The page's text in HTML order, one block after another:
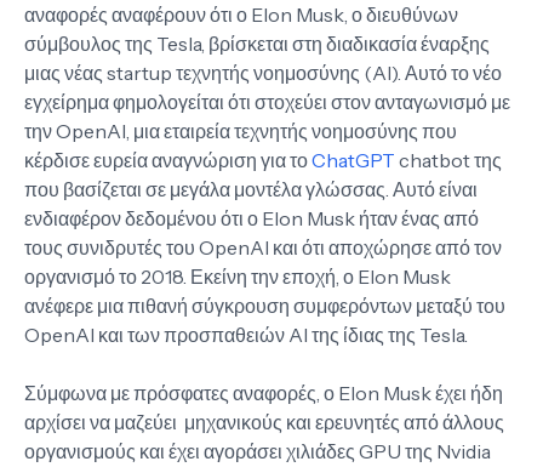
αναφορές αναφέρουν ότι ο Elon Musk, ο διευθύνων
σύμβουλος της Tesla, βρίσκεται στη διαδικασία έναρξης
μιας νέας startup τεχνητής νοημοσύνης (AI). Αυτό το νέο
εγχείρημα φημολογείται ότι στοχεύει στον ανταγωνισμό με
την OpenAI, μια εταιρεία τεχνητής νοημοσύνης που
κέρδισε ευρεία αναγνώριση για τοChatGPT chatbot της
που βασίζεται σε μεγάλα μοντέλα γλώσσας. Αυτό είναι
ενδιαφέρον δεδομένου ότι ο Elon Musk ήταν ένας από
τους συνιδρυτές του OpenAI και ότι αποχώρησε από τον
οργανισμό το 2018. Εκείνη την εποχή, ο Elon Musk
ανέφερε μια πιθανή σύγκρουση συμφερόντων μεταξύ του
OpenAI και των προσπαθειών AI της ίδιας της Tesla.
Σύμφωνα με πρόσφατες αναφορές, ο Elon Musk έχει ήδη
αρχίσει να μαζεύει μηχανικούς και ερευνητές από άλλους
οργανισμούς και έχει αγοράσει χιλιάδες GPU της Nvidia